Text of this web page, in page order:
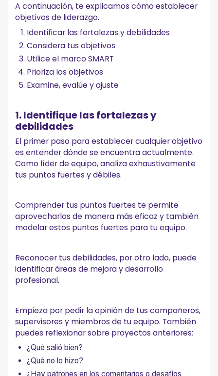
A continuación, te explicamos cómo establecer
objetivos de liderazgo.
Identificar las fortalezas y debilidades
Considera tus objetivos
Utilice el marco SMART
Prioriza los objetivos
Examine, evalúe y ajuste
1. Identifique las fortalezas y
debilidades
El primer paso para establecer cualquier objetivo
es entender dónde se encuentra actualmente.
Como líder de equipo, analiza exhaustivamente
tus puntos fuertes y débiles.
Comprender tus puntos fuertes te permite
aprovecharlos de manera más eficaz y también
modelar estos puntos fuertes para tu equipo.
Reconocer tus debilidades, por otro lado, puede
identificar áreas de mejora y desarrollo
profesional.
Empieza por pedir la opinión de tus compañeros,
supervisores y miembros de tu equipo. También
puedes reflexionar sobre proyectos anteriores:
¿Qué salió bien?
¿Qué no lo hizo?
¿Hay patrones en los comentarios o desafíos